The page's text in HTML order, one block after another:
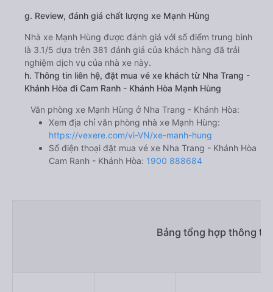
g. Review, đánh giá chất lượng xe Mạnh Hùng
Nhà xe Mạnh Hùng được đánh giá với số điểm trung bình
là 3.1/5 dựa trên 381 đánh giá của khách hàng đã trải
nghiệm dịch vụ của nhà xe này.
h. Thông tin liên hệ, đặt mua vé xe khách từ Nha Trang -
Khánh Hòa đi Cam Ranh - Khánh Hòa Mạnh Hùng
Văn phòng xe Mạnh Hùng ở Nha Trang - Khánh Hòa:
Xem địa chỉ văn phòng nhà xe Mạnh Hùng:
https://vexere.com/vi-VN/xe-manh-hung
Số điện thoại đặt mua vé xe Nha Trang - Khánh Hòa
Cam Ranh - Khánh Hòa: 1900 888684
Bảng tổng hợp thông tin